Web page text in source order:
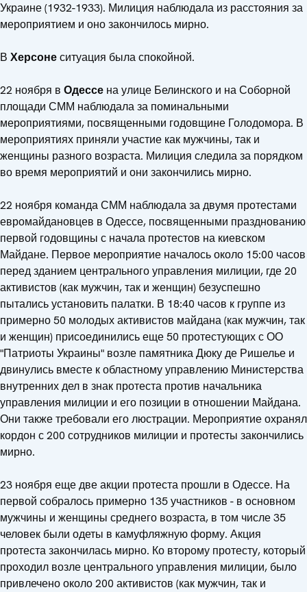
Украине (1932-1933). Милиция наблюдала из расстояния за
мероприятием и оно закончилось мирно.
В Херсонеситуация была спокойной.
22 ноября в Одессе на улице Белинского и на Соборной
площади СММ наблюдала за поминальными
мероприятиями, посвященными годовщине Голодомора. В
мероприятиях приняли участие как мужчины, так и
женщины разного возраста. Милиция следила за порядком
во время мероприятий и они закончились мирно.
22 ноября команда СММ наблюдала за двумя протестами
евромайдановцев в Одессе, посвященными празднованию
первой годовщины с начала протестов на киевском
Майдане. Первое мероприятие началось около 15:00 часов
перед зданием центрального управления милиции, где 20
активистов (как мужчин, так и женщин) безуспешно
пытались установить палатки. В 18:40 часов к группе из
примерно 50 молодых активистов майдана (как мужчин, так
и женщин) присоединились еще 50 протестующих с ОО
"Патриоты Украины" возле памятника Дюку де Ришелье и
двинулись вместе к областному управлению Министерства
внутренних дел в знак протеста против начальника
управления милиции и его позиции в отношении Майдана.
Они также требовали его люстрации. Мероприятие охранял
кордон с 200 сотрудников милиции и протесты закончились
мирно.
23 ноября еще две акции протеста прошли в Одессе. На
первой собралось примерно 135 участников - в основном
мужчины и женщины среднего возраста, в том числе 35
человек были одеты в камуфляжную форму. Акция
протеста закончилась мирно. Ко второму протесту, который
проходил возле центрального управления милиции, было
привлечено около 200 активистов (как мужчин, так и